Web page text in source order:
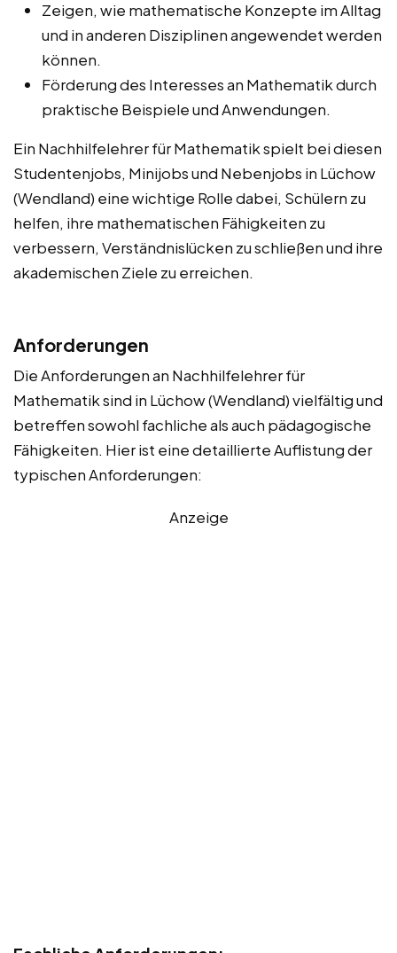
Zeigen, wie mathematische Konzepte im Alltag
und in anderen Disziplinen angewendet werden
können.
Förderung des Interesses an Mathematik durch
praktische Beispiele und Anwendungen.
Ein Nachhilfelehrer für Mathematik spielt bei diesen
Studentenjobs, Minijobs und Nebenjobs in Lüchow
(Wendland) eine wichtige Rolle dabei, Schülern zu
helfen, ihre mathematischen Fähigkeiten zu
verbessern, Verständnislücken zu schließen und ihre
akademischen Ziele zu erreichen.
Anforderungen
Die Anforderungen an Nachhilfelehrer für
Mathematik sind in Lüchow (Wendland) vielfältig und
betreffen sowohl fachliche als auch pädagogische
Fähigkeiten. Hier ist eine detaillierte Auflistung der
typischen Anforderungen:
Anzeige